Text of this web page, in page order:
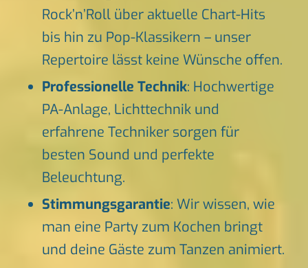
Rock’n’Roll über aktuelle Chart-Hits
bis hin zu Pop-Klassikern – unser
Repertoire lässt keine Wünsche offen.
Professionelle Technik: Hochwertige
PA-Anlage, Lichttechnik und
erfahrene Techniker sorgen für
besten Sound und perfekte
Beleuchtung.
Stimmungsgarantie: Wir wissen, wie
man eine Party zum Kochen bringt
und deine Gäste zum Tanzen animiert.